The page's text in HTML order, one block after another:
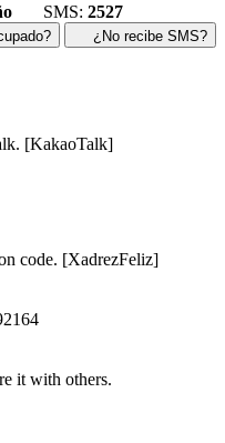
SMS: 2527
¿No recibe SMS?
[KakaoTalk]
code. [XadrezFeliz]
it with others.